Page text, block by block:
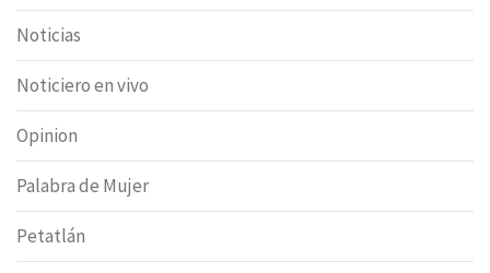
Noticias
Noticiero en vivo
Opinion
Palabra de Mujer
Petatlán